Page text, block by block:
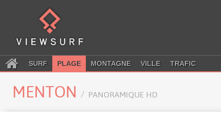
SURF PLAGE MONTAGNE VILLE TRAFIC
MENTON PANORAMIQUE HD